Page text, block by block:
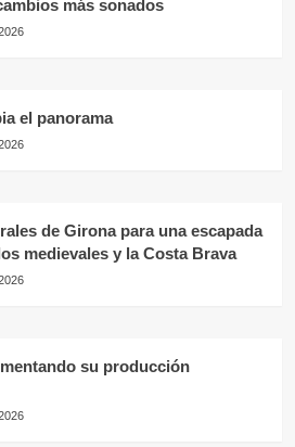
más sonados
el panorama
de Girona para una escapada
medievales y la Costa Brava
su producción